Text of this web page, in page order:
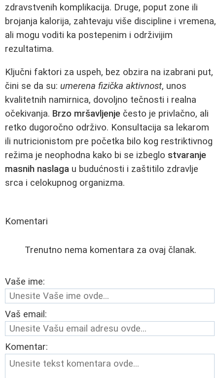
zdravstvenih komplikacija. Druge, poput zone ili
brojanja kalorija, zahtevaju više discipline i vremena,
ali mogu voditi ka postepenim i održivijim
rezultatima.
Ključni faktori za uspeh, bez obzira na izabrani put,
čini se da su: umerena fizička aktivnost, unos
kvalitetnih namirnica, dovoljno tečnosti i realna
očekivanja. Brzo mršavljenje često je privlačno, ali
retko dugoročno održivo. Konsultacija sa lekarom
ili nutricionistom pre početka bilo kog restriktivnog
režima je neophodna kako bi se izbeglo stvaranje
masnih naslaga u budućnosti i zaštitilo zdravlje
srca i celokupnog organizma.
Komentari
Trenutno nema komentara za ovaj članak.
Vaše ime:
Vaš email:
Komentar: